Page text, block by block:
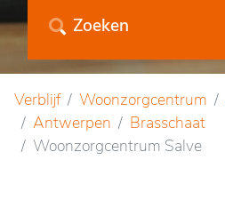
Zoeken
Verblijf Woonzorgcentrum
Antwerpen
Brasschaat
Woonzorgcentrum Salve